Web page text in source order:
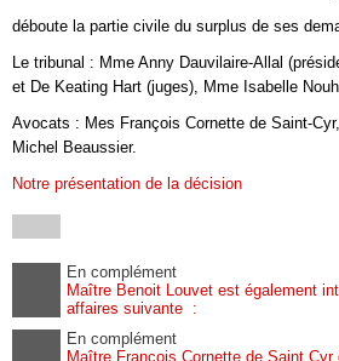
déboute la partie civile du surplus de ses
Le tribunal : Mme Anny Dauvilaire-Allal
et De Keating Hart (juges), Mme Isabelle
Avocats : Mes François Cornette de Saint-
Michel Beaussier.
Notre présentation de la décision
En complément
Maître Benoit Louvet est également
affaires suivante :
En complément
Maître François Cornette de Saint